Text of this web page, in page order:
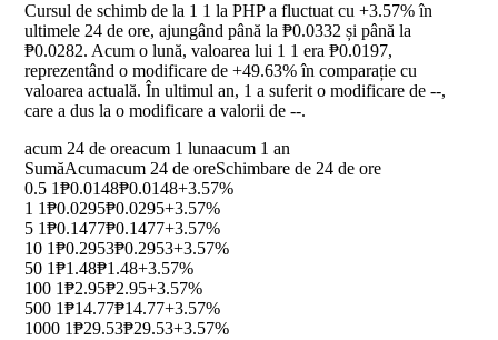
Cursul de schimb de la 1 1 la PHP a fluctuat cu +3.57%în
ultimele 24 de ore, ajungând până la ₱0.0332 și până la
₱0.0282. Acum o lună, valoarea lui 1 1 era ₱0.0197,
reprezentând o modificare de +49.63%în comparație cu
valoarea actuală. În ultimul an, 1 a suferit o modificare de --,
care a dus la o modificare a valorii de --.
acum 24 de oreacum 1 lunaacum 1 an
SumăAcumacum 24 de oreSchimbare de 24 de ore
0.5 1₱0.0148₱0.0148+3.57%
1 1₱0.0295₱0.0295+3.57%
5 1₱0.1477₱0.1477+3.57%
10 1₱0.2953₱0.2953+3.57%
50 1₱1.48₱1.48+3.57%
100 1₱2.95₱2.95+3.57%
500 1₱14.77₱14.77+3.57%
1000 1₱29.53₱29.53+3.57%